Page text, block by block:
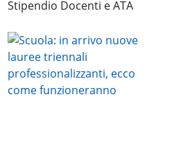
Stipendio Docenti e ATA